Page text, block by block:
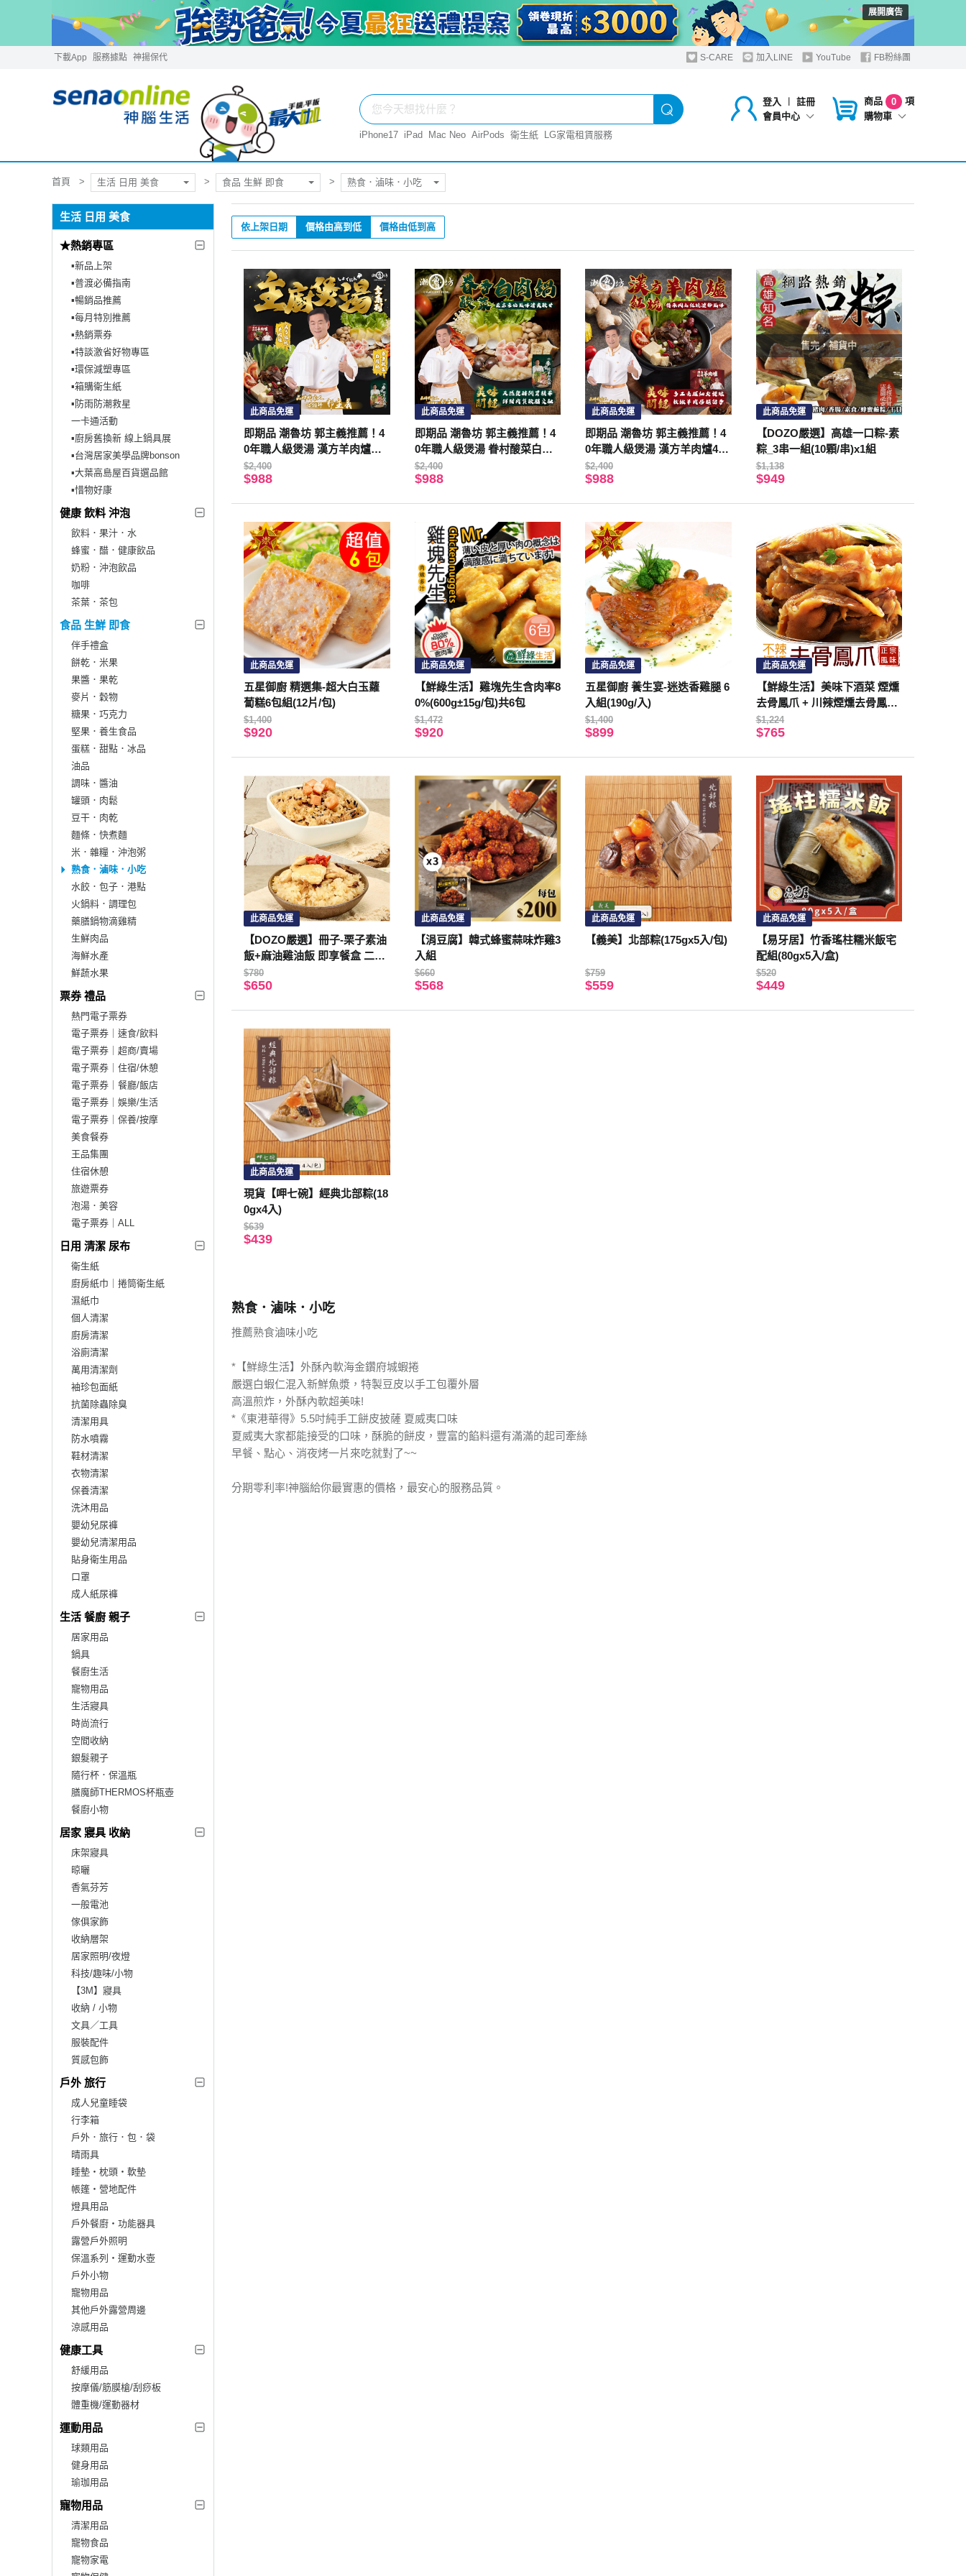
展開廣告
下載App 服務據點 神揚保代 S-CARE 加入LINE YouTube FB粉絲團
登入 ︱
註冊
會員中心
商品 0
項
購物車
iPhone17 iPad Mac Neo AirPods 衛生紙 LG家電租賃服務
首頁 生活 日用 美食 食品 生鮮 即食 熟食．滷味．小吃
生活 日用 美食
★熱銷專區
▪︎新品上架
▪︎普渡必備指南
▪︎暢銷品推薦
▪︎每月特別推薦
▪︎熱銷票券
▪︎特談激省好物專區
▪︎環保減塑專區
▪︎箱購衛生紙
▪︎防雨防潮救星
一卡通活動
▪︎廚房舊換新 線上鍋具展
▪︎台灣居家美學品牌bonson
▪︎大葉高島屋百貨選品館
▪︎惜物好康
健康 飲料 沖泡
飲料．果汁．水
蜂蜜．醋．健康飲品
奶粉．沖泡飲品
咖啡
茶葉．茶包
食品 生鮮 即食
伴手禮盒
餅乾．米果
果醬．果乾
麥片．穀物
糖果．巧克力
堅果．養生食品
蛋糕．甜點．冰品
油品
調味．醬油
罐頭．肉鬆
豆干．肉乾
麵條．快煮麵
米．雜糧．沖泡粥
熟食．滷味．小吃
水餃．包子．港點
火鍋料．調理包
藥膳鍋物滴雞精
生鮮肉品
海鮮水產
鮮蔬水果
票券 禮品
熱門電子票券
電子票券｜速食/飲料
電子票券｜超商/賣場
電子票券｜住宿/休憩
電子票券｜餐廳/飯店
電子票券｜娛樂/生活
電子票券｜保養/按摩
美食餐券
王品集團
住宿休憩
旅遊票券
泡湯．美容
電子票券｜ALL
日用 清潔 尿布
衛生紙
廚房紙巾｜捲筒衛生紙
濕紙巾
個人清潔
廚房清潔
浴廁清潔
萬用清潔劑
袖珍包面紙
抗菌除蟲除臭
清潔用具
防水噴霧
鞋材清潔
衣物清潔
保養清潔
洗沐用品
嬰幼兒尿褲
嬰幼兒清潔用品
貼身衛生用品
口罩
成人紙尿褲
生活 餐廚 親子
居家用品
鍋具
餐廚生活
寵物用品
生活寢具
時尚流行
空間收納
銀髮親子
隨行杯．保溫瓶
膳魔師THERMOS杯瓶壺
餐廚小物
居家 寢具 收納
床架寢具
晾曬
香氣芬芳
一般電池
傢俱家飾
收納層架
居家照明/夜燈
科技/趣味/小物
【3M】寢具
收納 / 小物
文具／工具
服裝配件
質感包飾
戶外 旅行
成人兒童睡袋
行李箱
戶外．旅行．包．袋
晴雨具
睡墊‧枕頭‧軟墊
帳篷‧營地配件
燈具用品
戶外餐廚‧功能器具
露營戶外照明
保溫系列‧運動水壺
戶外小物
寵物用品
其他戶外露營周邊
涼感用品
健康工具
舒緩用品
按摩儀/筋膜槍/刮痧板
體重機/運動器材
運動用品
球類用品
健身用品
瑜珈用品
寵物用品
清潔用品
寵物食品
寵物家電
依上架日期 價格由高到低 價格由低到高
此商品免運
即期品 潮魯坊 郭主義推薦！4
0年職人級煲湯 漢方羊肉爐、
眷村酸菜白肉鍋各2入
$2,400
$988
此商品免運
即期品 潮魯坊 郭主義推薦！4
0年職人級煲湯 眷村酸菜白肉
鍋4入組
$2,400
$988
此商品免運
即期品 潮魯坊 郭主義推薦！4
0年職人級煲湯 漢方羊肉爐4入
組
$2,400
$988
售完，補貨中
此商品免運
【DOZO嚴選】高雄一口粽-素
粽_3串一組(10顆/串)x1組
$1,138
$949
此商品免運
五星御廚 精選集-超大白玉蘿
蔔糕6包組(12片/包)
$1,400
$920
此商品免運
【鮮綠生活】雞塊先生含肉率8
0%(600g±15g/包)共6包
$1,472
$920
此商品免運
五星御廚 養生宴-迷迭香雞腿 6
入組(190g/入)
$1,400
$899
此商品免運
【鮮綠生活】美味下酒菜 煙燻
去骨鳳爪 + 川辣煙燻去骨鳳爪
各三包共6包
$1,224
$765
此商品免運
【DOZO嚴選】冊子-栗子素油
飯+麻油雞油飯 即享餐盒 二入
組
$780
$650
此商品免運
【涓豆腐】韓式蜂蜜蒜味炸雞3
入組
$660
$568
此商品免運
【義美】北部粽(175gx5入/包)
$759
$559
此商品免運
【易牙居】竹香瑤柱糯米飯宅
配組(80gx5入/盒)
$520
$449
此商品免運
現貨【呷七碗】經典北部粽(18
0gx4入)
$639
$439
熟食．滷味．小吃
推薦熟食滷味小吃
*【鮮綠生活】外酥內軟海金鑽府城蝦捲
嚴選白蝦仁混入新鮮魚漿，特製豆皮以手工包覆外層
高溫煎炸，外酥內軟超美味!
*《東港華得》5.5吋純手工餅皮披薩 夏威夷口味
夏威夷大家都能接受的口味，酥脆的餅皮，豐富的餡料還有滿滿的起司牽絲
早餐、點心、消夜烤一片來吃就對了~~
分期零利率!神腦給你最實惠的價格，最安心的服務品質。